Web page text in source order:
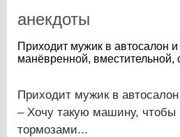
анекдоты
Приходит мужик в автосалон
манёвренной,
Приходит мужик в автосалон
– Хочу такую машину, чтобы
тормозами...